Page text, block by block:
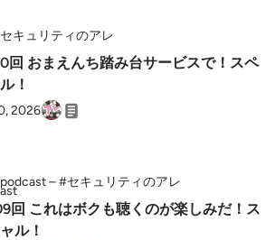
セキュリティのアレ
回 おまえんち踏み台サービスで！スペ
！
2026
podcast – #セキュリティのアレ
回 これはボクも聴くのが楽しみだ！ス
ル！